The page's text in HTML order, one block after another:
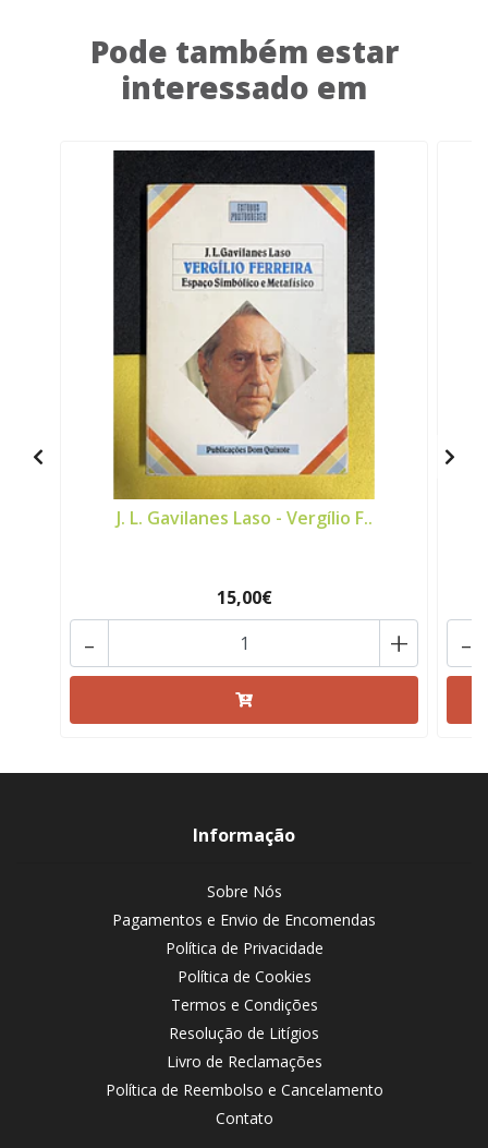
Pode também estar
interessado em
J. L. Gavilanes Laso - Vergílio F..
15,00€
+
- -
Informação
Sobre Nós
Pagamentos e Envio de Encomendas
Política de Privacidade
Política de Cookies
Termos e Condições
Resolução de Litígios
Livro de Reclamações
Política de Reembolso e Cancelamento
Contato